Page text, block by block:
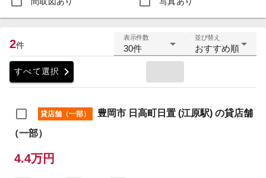
2件
表示件数
30件
並び替え
おすすめ順
すべて選択 chevron_right
貸店舗（一部）
豊岡市 日高町日置 (江原駅) の貸店舗
（一部）
4.4万円